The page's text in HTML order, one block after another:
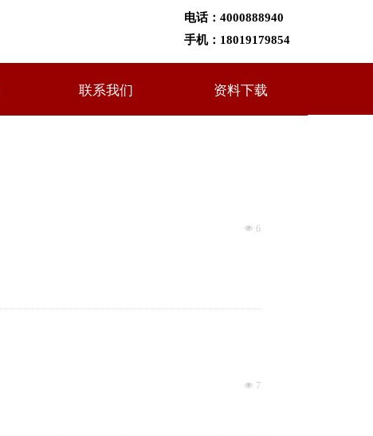
电话： 4000888940
手机： 18019179854
联系我们 资料下载
넶 6
넶 7